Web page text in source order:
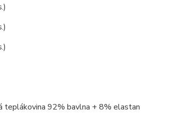
teplákovina 92% bavlna + 8% elastan